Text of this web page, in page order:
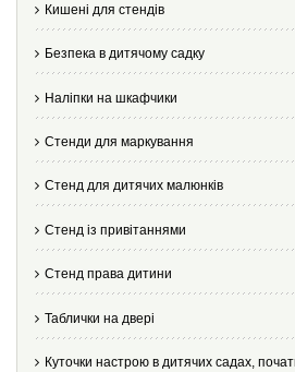
Кишені для стендів
Безпека в дитячому садку
Наліпки на шкафчики
Стенди для маркування
Стенд для дитячих малюнків
Стенд із привітаннями
Стенд права дитини
Таблички на двері
Куточки настрою в дитячих садах,